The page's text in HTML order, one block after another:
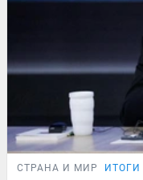
СТРАНА И МИР